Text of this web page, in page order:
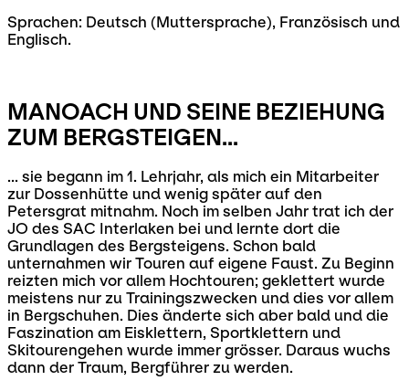
Sprachen: Deutsch (Muttersprache), Französisch und
Englisch.
MANOACH UND SEINE BEZIEHUNG
ZUM BERGSTEIGEN...
... sie begann im 1. Lehrjahr, als mich ein Mitarbeiter
zur Dossenhütte und wenig später auf den
Petersgrat mitnahm. Noch im selben Jahr trat ich der
JO des SAC Interlaken bei und lernte dort die
Grundlagen des Bergsteigens. Schon bald
unternahmen wir Touren auf eigene Faust. Zu Beginn
reizten mich vor allem Hochtouren; geklettert wurde
meistens nur zu Trainingszwecken und dies vor allem
in Bergschuhen. Dies änderte sich aber bald und die
Faszination am Eisklettern, Sportklettern und
Skitourengehen wurde immer grösser. Daraus wuchs
dann der Traum, Bergführer zu werden.